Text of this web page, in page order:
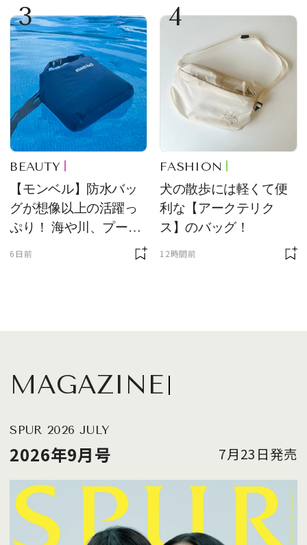
3
BEAUTY
【モンベル】防水バッ
グが想像以上の活躍っ
ぷり！ 海や川、プール
6日前
4
FASHION
犬の散歩には軽くて便
利な【アークテリク
ス】のバッグ！
12時間前
MAGAZINE
SPUR 2026 JULY
2026年9月号 7月23日発売